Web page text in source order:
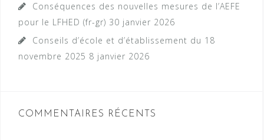
Conséquences des nouvelles mesures de l’AEFE
pour le LFHED (fr-gr) 30 janvier 2026
Conseils d’école et d’établissement du 18
novembre 2025 8 janvier 2026
COMMENTAIRES RÉCENTS